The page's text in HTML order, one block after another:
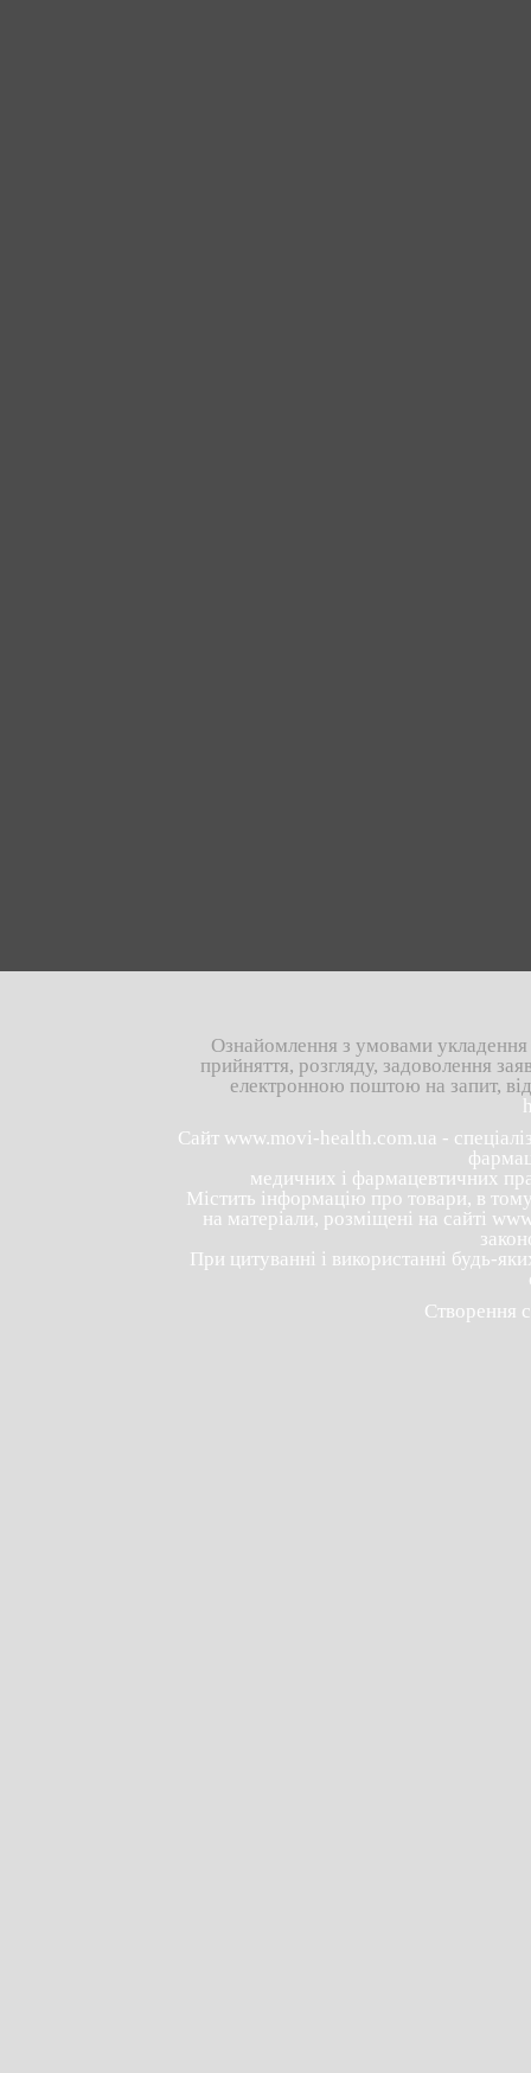
Ознайомлення з умовами укладення
прийняття, розгляду, задоволення
електронною поштою на запит,
Сайт www.movi-health.com.ua -
медичних і фармацевтичних
Містить інформацію про товари, в
на матеріали, розміщені на сайті
При цитуванні і використанні будь-
Створення